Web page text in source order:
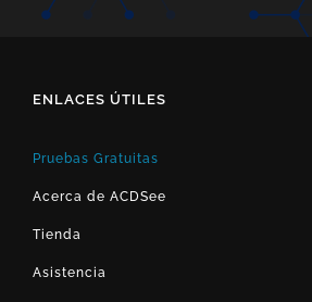
ENLACES ÚTILES
Pruebas Gratuitas
Acerca de ACDSee
Tienda
Asistencia